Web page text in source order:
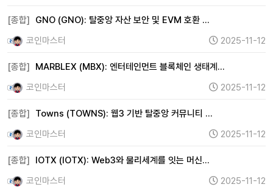
[종합]
GNO (GNO): 탈중앙 자산 보안 및 EVM 호환 …
코인마스터
2025-11-12
[종합]
MARBLEX (MBX): 엔터테인먼트 블록체인 생태계…
코인마스터
2025-11-12
[종합]
Towns (TOWNS): 웹3 기반 탈중앙 커뮤니티 …
코인마스터
2025-11-12
[종합]
IOTX (IOTX): Web3와 물리세계를 잇는 머신…
코인마스터
2025-11-12